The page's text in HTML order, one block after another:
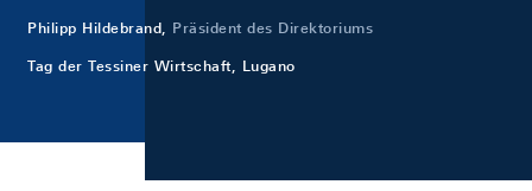
Philipp Hildebrand, Präsident des Direktoriums
Tag der Tessiner Wirtschaft, Lugano